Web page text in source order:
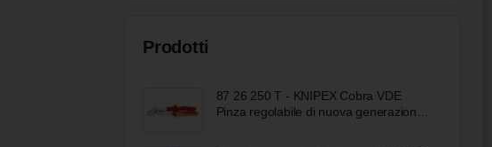
Prodotti
87 26 250 T - KNIPEX Cobra VDE
Pinza regolabile di nuova generazione